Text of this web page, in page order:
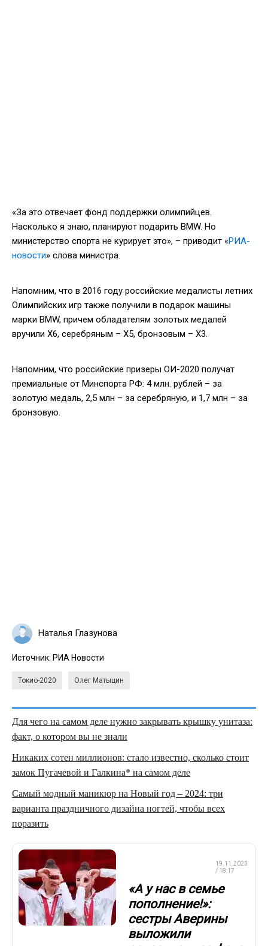
«За это отвечает фонд поддержки олимпийцев.
Насколько я знаю, планируют подарить BMW. Но
министерство спорта не курирует это», – приводит «РИА-
новости» слова министра.
Напомним, что в 2016 году российские медалисты летних
Олимпийских игр также получили в подарок машины
марки BMW, причем обладателям золотых медалей
вручили X6, серебряным – X5, бронзовым – X3.
Напомним, что российские призеры ОИ-2020 получат
премиальные от Минспорта РФ: 4 млн. рублей – за
золотую медаль, 2,5 млн – за серебряную, и 1,7 млн – за
бронзовую.
Наталья Глазунова
Источник: РИА Новости
Токио-2020 Олег Матыцин
Для чего на самом деле нужно закрывать крышку унитаза:
факт, о котором вы не знали
Никаких сотен миллионов: стало известно, сколько стоит
замок Пугачевой и Галкина* на самом деле
Самый модный маникюр на Новый год – 2024: три
варианта праздничного дизайна ногтей, чтобы всех
поразить
19.11.2023
/ 18:17
«А у нас в семье
пополнение!»:
сестры Аверины
выложили